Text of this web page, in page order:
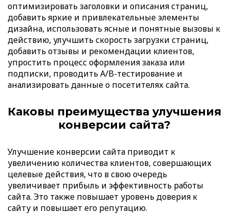
оптимизировать заголовки и описания страниц,
добавить яркие и привлекательные элементы
дизайна, использовать ясные и понятные вызовы к
действию, улучшить скорость загрузки страниц,
добавить отзывы и рекомендации клиентов,
упростить процесс оформления заказа или
подписки, проводить A/B-тестирование и
анализировать данные о посетителях сайта.
Каковы преимущества улучшения
конверсии сайта?
Улучшение конверсии сайта приводит к
увеличению количества клиентов, совершающих
целевые действия, что в свою очередь
увеличивает прибыль и эффективность работы
сайта. Это также повышает уровень доверия к
сайту и повышает его репутацию.